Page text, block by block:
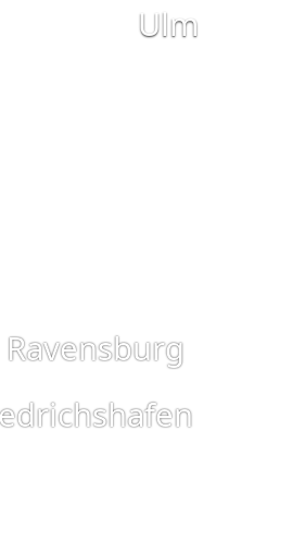
Ravensburg
Ulm